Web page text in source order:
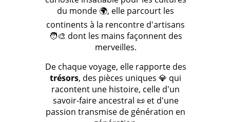
du monde 🌍, elle parcourt les
continents à la rencontre d'artisans
🧑‍🎨 dont les mains façonnent des
merveilles.
De chaque voyage, elle rapporte des
trésors, des pièces uniques 💎 qui
racontent une histoire, celle d'un
savoir-faire ancestral 📜 et d'une
passion transmise de génération en